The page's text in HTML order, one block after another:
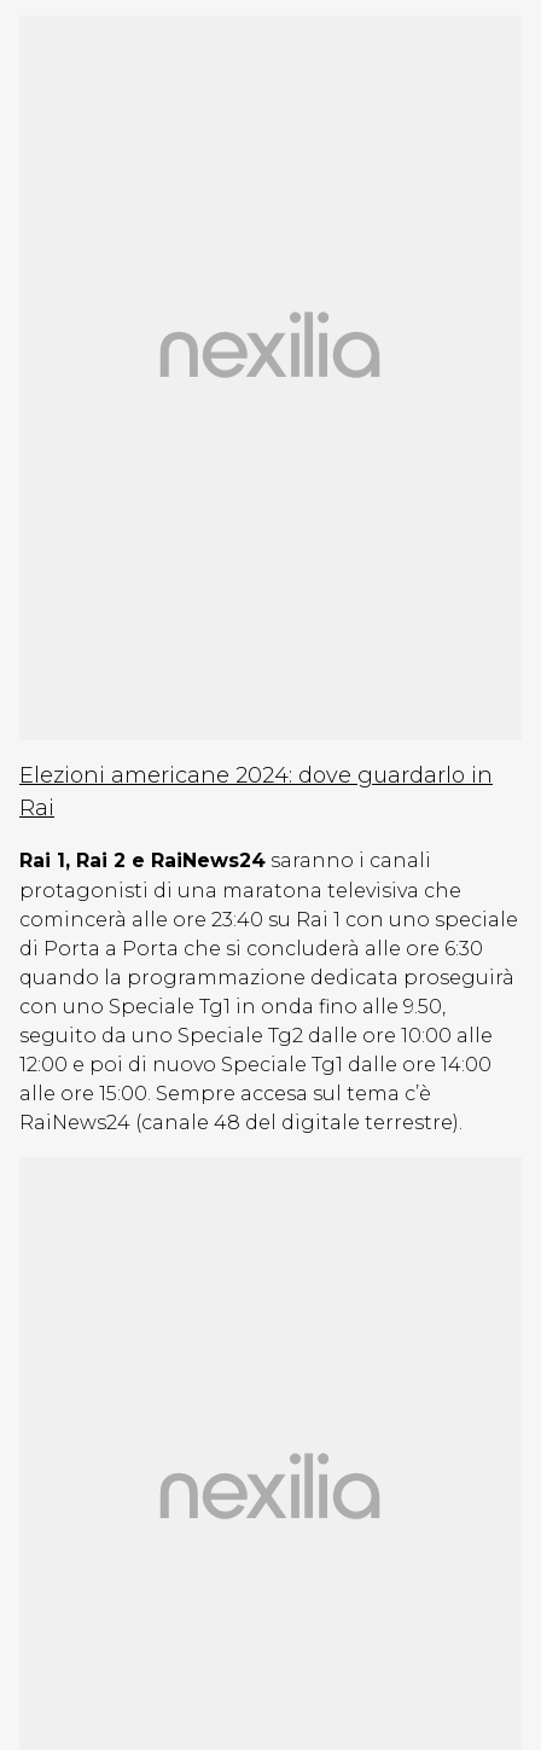
Elezioni americane 2024: dove guardarlo in
Rai
Rai 1, Rai 2 e RaiNews24 saranno i canali
protagonisti di una maratona televisiva che
comincerà alle ore 23:40 su Rai 1 con uno speciale
di Porta a Porta che si concluderà alle ore 6:30
quando la programmazione dedicata proseguirà
con uno Speciale Tg1 in onda fino alle 9.50,
seguito da uno Speciale Tg2 dalle ore 10:00 alle
12:00 e poi di nuovo Speciale Tg1 dalle ore 14:00
alle ore 15:00. Sempre accesa sul tema c’è
RaiNews24 (canale 48 del digitale terrestre).